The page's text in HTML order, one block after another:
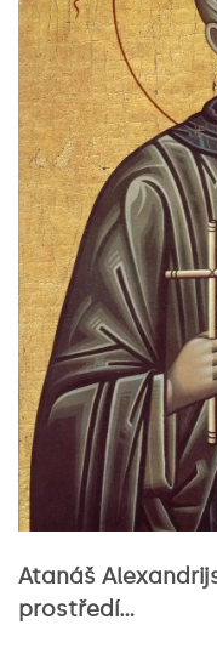
Atanáš
prostředí…